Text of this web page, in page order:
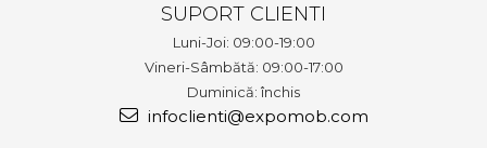
SUPORT CLIENTI
Luni-Joi: 09:00-19:00
Vineri-Sâmbătă: 09:00-17:00
Duminică: închis
infoclienti@expomob.com